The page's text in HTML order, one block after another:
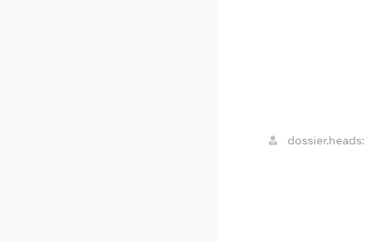
dossier.heads: